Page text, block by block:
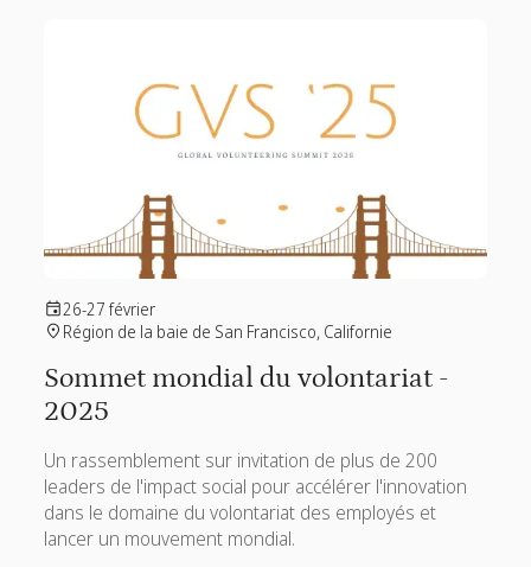
26-27 février
Région de la baie de San Francisco, Californie
Sommet mondial du volontariat -
2025
Un rassemblement sur invitation de plus de 200
leaders de l'impact social pour accélérer l'innovation
dans le domaine du volontariat des employés et
lancer un mouvement mondial.